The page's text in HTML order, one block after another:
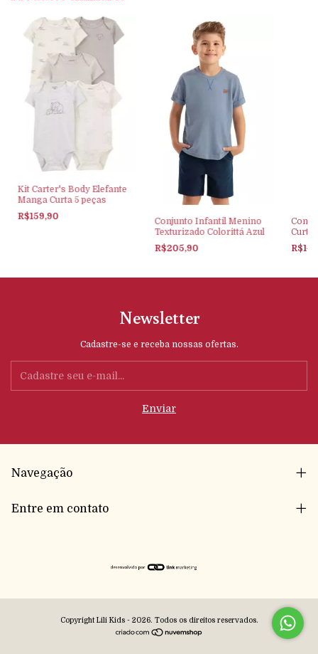
Kit Carter's Body Elefante
Manga Curta 5 peças
R$159,90
Conjunto Infantil Menino
Texturizado Colorittá Azul
R$205,90
Curto
Verde
Newsletter
Cadastre-se e receba nossas ofertas.
Navegação
Entre em contato
Copyright Lili Kids - 2026. Todos os direitos reservados.